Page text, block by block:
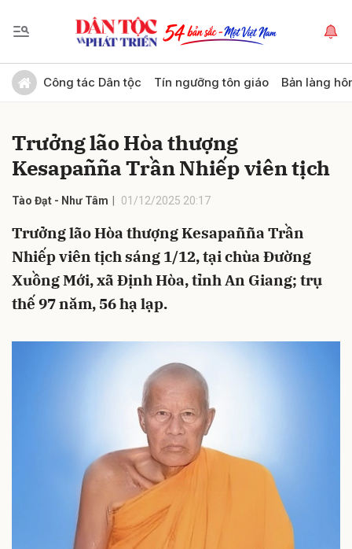
Công tác Dân tộc Tín ngưỡng tôn giáo Bản làng
Trưởng lão Hòa thượng
Kesapañña Trần Nhiếp viên tịch
Tào Đạt - Như Tâm 01/12/2025 20:17
Trưởng lão Hòa thượng Kesapañña Trần
Nhiếp viên tịch sáng 1/12, tại chùa Đường
Xuồng Mới, xã Định Hòa, tỉnh An Giang; trụ
thế 97 năm, 56 hạ lạp.
Gửi bình luận
Hủy